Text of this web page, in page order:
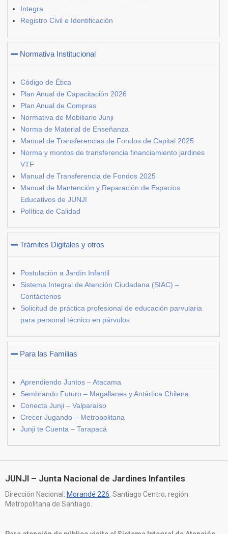
Integra
Registro Civil e Identificación
Normativa Institucional
Código de Ética
Plan Anual de Capacitación 2026
Plan Anual de Compras
Normativa de Mobiliario Junji
Norma de Material de Enseñanza
Manual de Transferencias de Fondos de Capital 2025
Norma y montos de transferencia financiamiento jardines
VTF
Manual de Transferencia de Fondos 2025
Manual de Mantención y Reparación de Espacios
Educativos de JUNJI
Política de Calidad
Trámites Digitales y otros
Postulación a Jardín Infantil
Sistema Integral de Atención Ciudadana (SIAC) –
Contáctenos
Solicitud de práctica profesional de educación parvularia
para personal técnico en párvulos
Para las Familias
Aprendiendo Juntos – Atacama
Sembrando Futuro – Magallanes y Antártica Chilena
Conecta Junji – Valparaíso
Crecer Jugando – Metropolitana
Junji te Cuenta – Tarapacá
JUNJI – Junta Nacional de Jardines Infantiles
Dirección Nacional: Morandé 226, Santiago Centro, región
Metropolitana de Santiago.